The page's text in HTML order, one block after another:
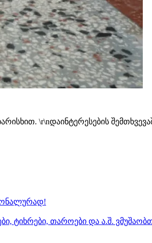
\r\nდაინტერესების
ტიხრები, თაროები და ა.შ.